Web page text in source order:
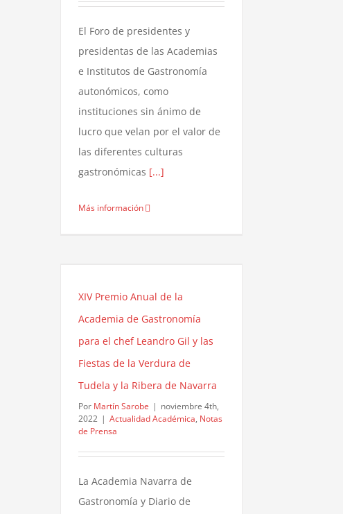
El Foro de presidentes y
presidentas de las Academias
e Institutos de Gastronomía
autonómicos, como
instituciones sin ánimo de
lucro que velan por el valor de
las diferentes culturas
gastronómicas [...]
Más información
XIV Premio Anual de la
Academia de Gastronomía
para el chef Leandro Gil y las
Fiestas de la Verdura de
Tudela y la Ribera de Navarra
Por Martín Sarobe | noviembre 4th,
2022 | Actualidad Académica, Notas
de Prensa
La Academia Navarra de
Gastronomía y Diario de